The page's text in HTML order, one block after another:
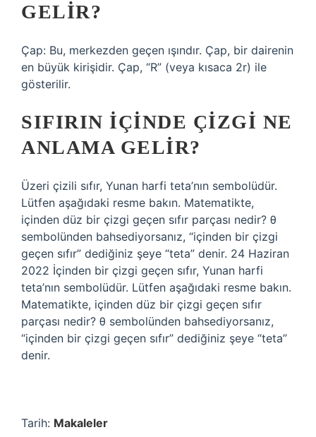
GELIR?
Çap: Bu, merkezden geçen ışındır. Çap, bir dairenin
en büyük kirişidir. Çap, “R” (veya kısaca 2r) ile
gösterilir.
SIFIRIN IÇINDE ÇIZGI NE
ANLAMA GELIR?
Üzeri çizili sıfır, Yunan harfi teta’nın sembolüdür.
Lütfen aşağıdaki resme bakın. Matematikte,
içinden düz bir çizgi geçen sıfır parçası nedir? θ
sembolünden bahsediyorsanız, “içinden bir çizgi
geçen sıfır” dediğiniz şeye “teta” denir. 24 Haziran
2022 İçinden bir çizgi geçen sıfır, Yunan harfi
teta’nın sembolüdür. Lütfen aşağıdaki resme bakın.
Matematikte, içinden düz bir çizgi geçen sıfır
parçası nedir? θ sembolünden bahsediyorsanız,
“içinden bir çizgi geçen sıfır” dediğiniz şeye “teta”
denir.
Tarih: Makaleler